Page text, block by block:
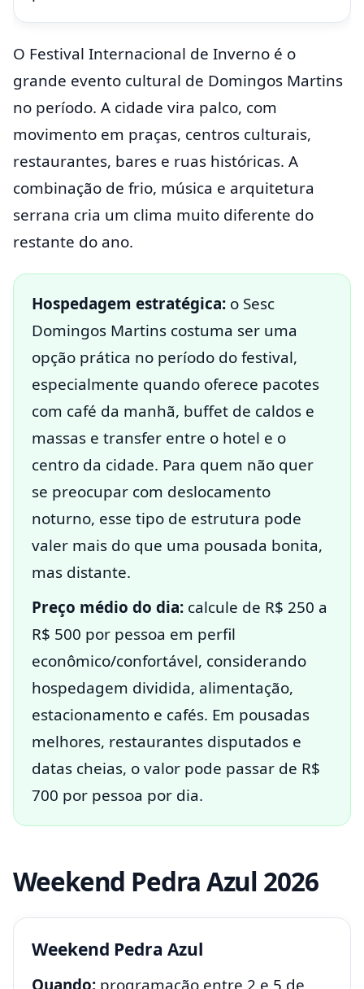
O Festival Internacional de Inverno é o
grande evento cultural de Domingos Martins
no período. A cidade vira palco, com
movimento em praças, centros culturais,
restaurantes, bares e ruas históricas. A
combinação de frio, música e arquitetura
serrana cria um clima muito diferente do
restante do ano.
Hospedagem estratégica: o Sesc
Domingos Martins costuma ser uma
opção prática no período do festival,
especialmente quando oferece pacotes
com café da manhã, buffet de caldos e
massas e transfer entre o hotel e o
centro da cidade. Para quem não quer
se preocupar com deslocamento
noturno, esse tipo de estrutura pode
valer mais do que uma pousada bonita,
mas distante.
Preço médio do dia: calcule de R$ 250 a
R$ 500 por pessoa em perfil
econômico/confortável, considerando
hospedagem dividida, alimentação,
estacionamento e cafés. Em pousadas
melhores, restaurantes disputados e
datas cheias, o valor pode passar de R$
700 por pessoa por dia.
Weekend Pedra Azul 2026
Weekend Pedra Azul